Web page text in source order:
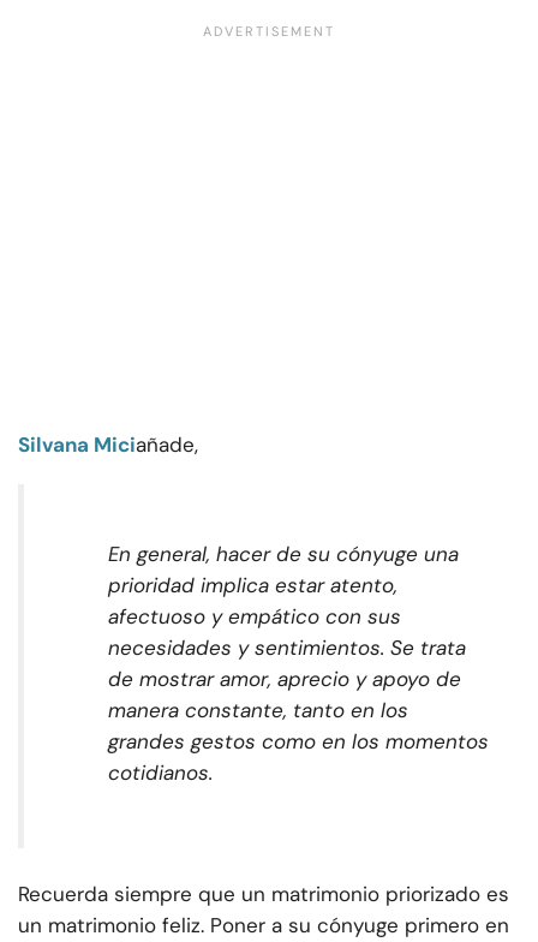
Silvana Miciañade,
En general, hacer de su cónyuge una
prioridad implica estar atento,
afectuoso y empático con sus
necesidades y sentimientos. Se trata
de mostrar amor, aprecio y apoyo de
manera constante, tanto en los
grandes gestos como en los momentos
cotidianos.
Recuerda siempre que un matrimonio priorizado es
un matrimonio feliz. Poner a su cónyuge primero en